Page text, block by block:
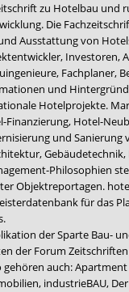
zu Hotelbau und
Die
Ausstattung von
Investoren,
Fachplaner,
und
Hotelprojekte.
Hotel-
und Sanierung
Philosophien
Objektreportagen.
für das
der Sparte Bau-
der Forum
auch:
, industrieBAU,